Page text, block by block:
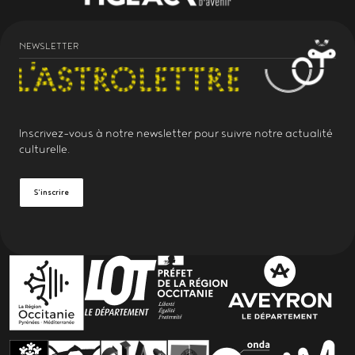
NEWSLETTER
Inscrivez-vous à notre newsletter pour suivre notre actualité
culturelle.
S'inscrire
PARTENAIRES